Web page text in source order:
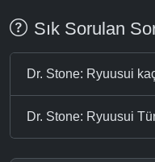
Sık Sorulan
Dr. Stone: Ryuusui
Dr. Stone: Ryuusui